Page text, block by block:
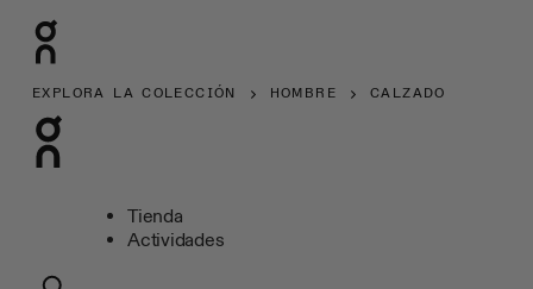
EXPLORA LA COLECCIÓN HOMBRE CALZADO
Tienda
Actividades